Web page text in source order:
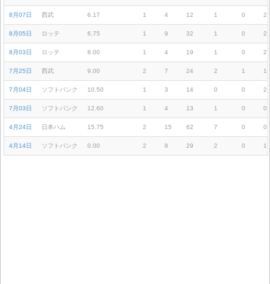
8月07日 西武 6.17 1 4 12 1 0 2
8月05日 ロッテ 6.75 1 9 32 1 0 2
8月03日 ロッテ 8.00 1 4 19 1 0 2
7月25日 西武 9.00 2 7 24 2 1 1
7月04日 ソフトバンク 10.50 1 3 14 0 0 2
7月03日 ソフトバンク 12.60 1 4 13 1 0 0
4月24日 日本ハム 15.75 2 15 62 7 0 0
4月14日 ソフトバンク 0.00 2 8 29 2 0 1